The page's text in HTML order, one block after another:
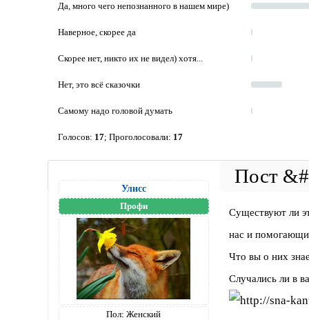
Да, много чего непознанного в нашем мире)
Наверное, скорее да
Скорее нет, никто их не видел) хотя...
Нет, это всё сказочки
Самому надо головой думать
Голосов: 17;Проголосовали: 17
Улисс
Профи
Пол: Женский
Существуют ли
нас и
Что вы о них
Случались ли в